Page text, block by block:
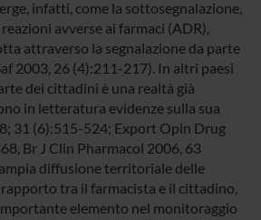
infatti, come la sottosegnalazione,
avverse ai farmaci (ADR),
attraverso la segnalazione da parte
2003, 26 (4):211-217). In altri paesi
dei cittadini è una realtà già
in letteratura evidenze sulla sua
31 (6):515-524; Export Opin Drug
Br J Clin Pharmacol 2006, 63
diffusione territoriale delle
tra il farmacista e il cittadino,
elemento nel monitoraggio